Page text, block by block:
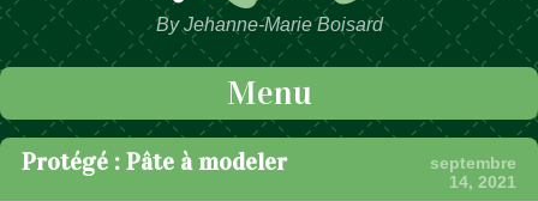
By Jehanne-Marie Boisard
Menu
Passer au contenu
Protégé : Pâte à modeler
septembre
14, 2021